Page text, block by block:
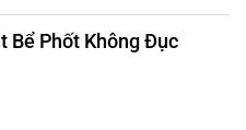
Bể Phốt Không Đục